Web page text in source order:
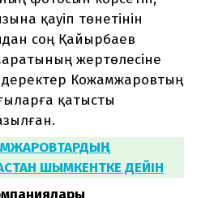
қауіп төнетінін
соң Қайырбаев
жертөлесіне
деректер Кожамжаровтың
қатысты
ШЫМКЕНТКЕ ДЕЙІН